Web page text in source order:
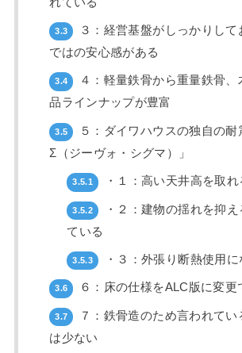
3.3
３：経営基盤がしっかりして
ではの安心感がある
3.4
４：軽量鉄骨から重量鉄骨
品ラインナップが豊富
3.5
５：ダイワハウスの独自の
Σ（ジーヴォ・シグマ）」
3.5.1 ・１：高い天井高を取れ
3.5.2
・２：建物の揺れを抑
ている
3.5.3 ・３：外張り断熱使用に
3.6 ６：床の仕様をALC版に変更
3.7
７：鉄骨造のため言われて
は少ない